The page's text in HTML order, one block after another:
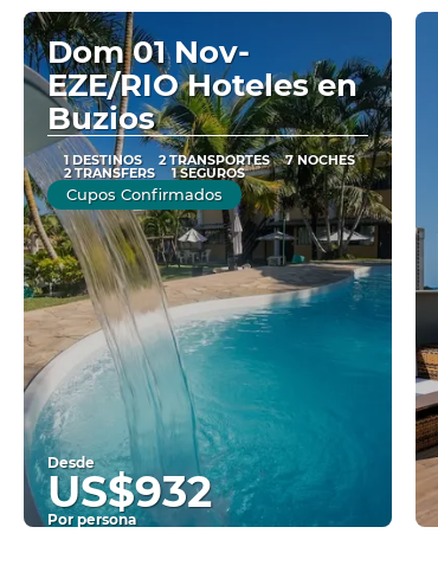
Ver
Dom 01 Nov-
EZE/RIO Hoteles en
Buzios
1 DESTINOS 2 TRANSPORTES 7 NOCHES
2 TRANSFERS 1 SEGUROS
Cupos Confirmados
Desde
US$932
Por persona